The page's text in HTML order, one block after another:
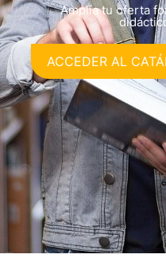
Amplía tu oferta
ACCEDER AL